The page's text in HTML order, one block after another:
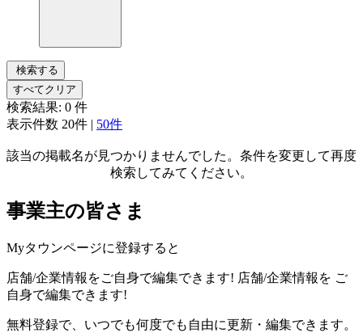
検索する
すべてクリア
検索結果: 0 件
表示件数 20件 | 50件
該当の掲載名が見つかりませんでした。条件を変更して再度
検索してみてください。
事業主の皆さま
Myタウンページに登録すると
店舗/企業情報をご自身で編集できます! 店舗/企業情報を ご
自身で編集できます!
無料登録で、いつでも何度でも自由に更新・編集できます。